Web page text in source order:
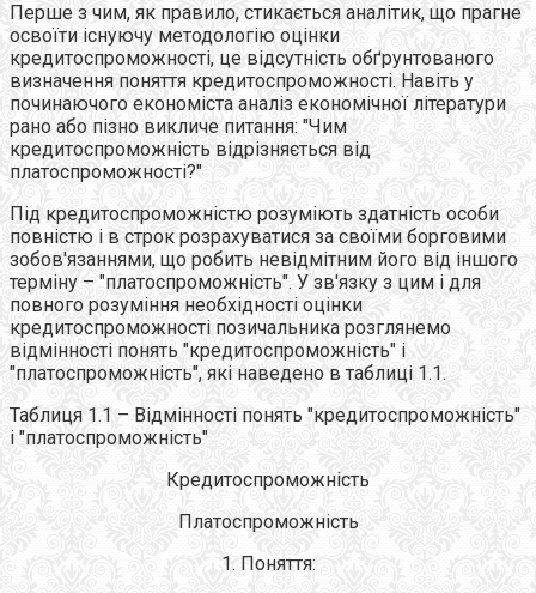
Перше з чим, як правило, стикається аналітик, що прагне
освоїти існуючу методологію оцінки
кредитоспроможності, це відсутність обґрунтованого
визначення поняття кредитоспроможності. Навіть у
починаючого економіста аналіз економічної літератури
рано або пізно викличе питання: "Чим
кредитоспроможність відрізняється від
платоспроможності?"
Під кредитоспроможністю розуміють здатність особи
повністю і в строк розрахуватися за своїми борговими
зобов'язаннями, що робить невідмітним його від іншого
терміну – "платоспроможність". У зв'язку з цим і для
повного розуміння необхідності оцінки
кредитоспроможності позичальника розглянемо
відмінності понять "кредитоспроможність" і
"платоспроможність", які наведено в таблиці 1.1.
Таблиця 1.1 – Відмінності понять "кредитоспроможність"
і "платоспроможність"
Кредитоспроможність
Платоспроможність
1. Поняття: